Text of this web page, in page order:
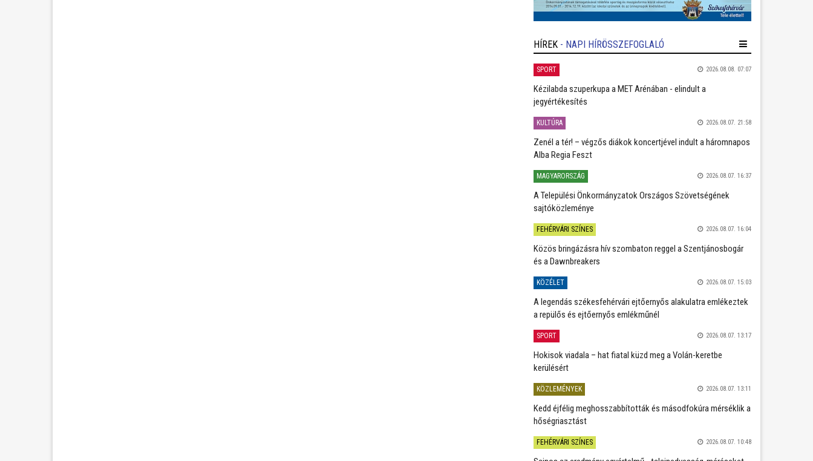
HÍREK - NAPI HÍRÖSSZEFOGLALÓ
SPORT 2026.08.08. 07:07
Kézilabda szuperkupa a MET Arénában - elindult a
jegyértékesítés
KULTÚRA 2026.08.07. 21:58
Zenél a tér! – végzős diákok koncertjével indult a háromnapos
Alba Regia Feszt
MAGYARORSZÁG 2026.08.07. 16:37
A Települési Önkormányzatok Országos Szövetségének
sajtóközleménye
FEHÉRVÁRI SZÍNES 2026.08.07. 16:04
Közös bringázásra hív szombaton reggel a Szentjánosbogár
és a Dawnbreakers
KÖZÉLET 2026.08.07. 15:03
A legendás székesfehérvári ejtőernyős alakulatra emlékeztek
a repülős és ejtőernyős emlékműnél
SPORT 2026.08.07. 13:17
Hokisok viadala – hat fiatal küzd meg a Volán-keretbe
kerülésért
KÖZLEMÉNYEK 2026.08.07. 13:11
Kedd éjfélig meghosszabbították és másodfokúra mérséklik a
hőségriasztást
FEHÉRVÁRI SZÍNES 2026.08.07. 10:48